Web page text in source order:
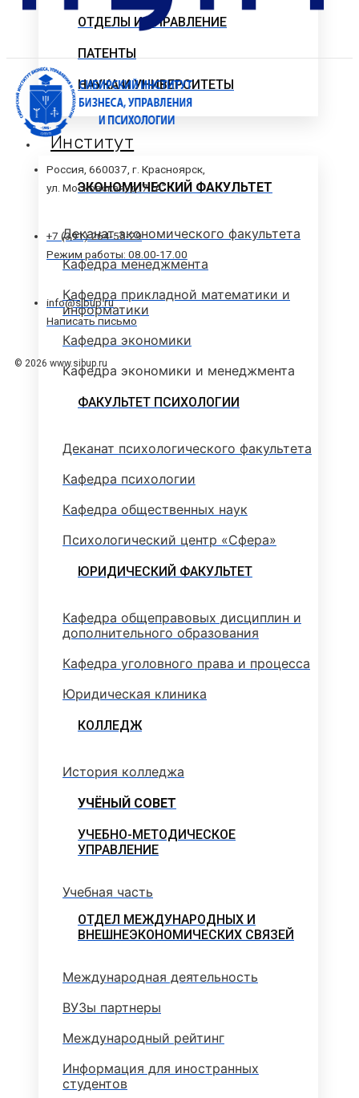
ОТДЕЛЫ И УПРАВЛЕНИЕ
ПАТЕНТЫ
НАУКА И УНИВЕРСИТЕТЫ
Институт
ЭКОНОМИЧЕСКИЙ ФАКУЛЬТЕТ
Деканат экономического факультета
Кафедра менеджмента
Кафедра прикладной математики и
информатики
Кафедра экономики
Кафедра экономики и менеджмента
ФАКУЛЬТЕТ ПСИХОЛОГИИ
Деканат психологического факультета
Кафедра психологии
Кафедра общественных наук
Психологический центр «Сфера»
ЮРИДИЧЕСКИЙ ФАКУЛЬТЕТ
Кафедра общеправовых дисциплин и
дополнительного образования
Кафедра уголовного права и процесса
Юридическая клиника
КОЛЛЕДЖ
История колледжа
УЧЁНЫЙ СОВЕТ
УЧЕБНО-МЕТОДИЧЕСКОЕ
УПРАВЛЕНИЕ
Учебная часть
ОТДЕЛ МЕЖДУНАРОДНЫХ И
ВНЕШНЕЭКОНОМИЧЕСКИХ СВЯЗЕЙ
Международная деятельность
ВУЗы партнеры
Международный рейтинг
Информация для иностранных
студентов
Россия, 660037, г. Красноярск,
ул. Московская, д. 7 "А"
+7 (391) 264-55-29
Режим работы: 08.00-17.00
info@sibup.ru
Написать письмо
© 2026 www.sibup.ru